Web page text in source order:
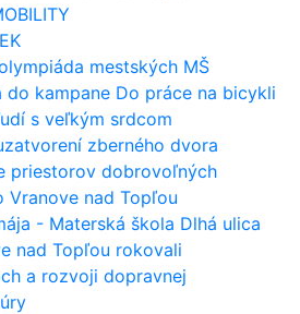
mestských MŠ
do kampane Do práce na bicykli
s veľkým srdcom
zberného dvora
priestorov dobrovoľných
Vranove nad Topľou
- Materská škola Dlhá ulica
nad Topľou rokovali
a rozvoji dopravnej